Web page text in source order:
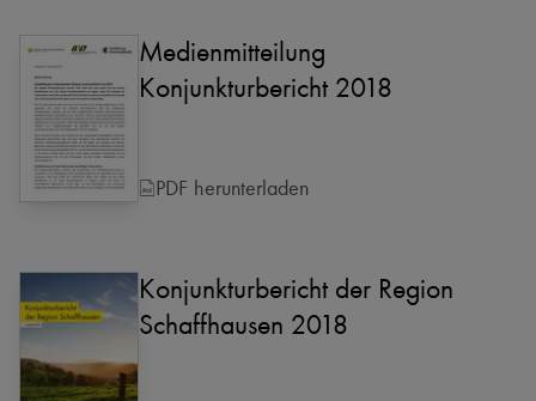
Medienmitteilung
Konjunkturbericht 2018
PDF herunterladen
Konjunkturbericht der Region
Schaffhausen 2018